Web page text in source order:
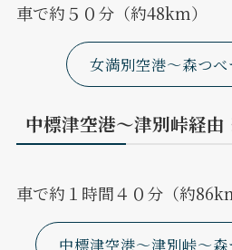
車で約５０分（約48km）
女満別空港～森つ
中標津空港～津別峠経
車で約１時間４０分（約
中標津空港～津別峠～